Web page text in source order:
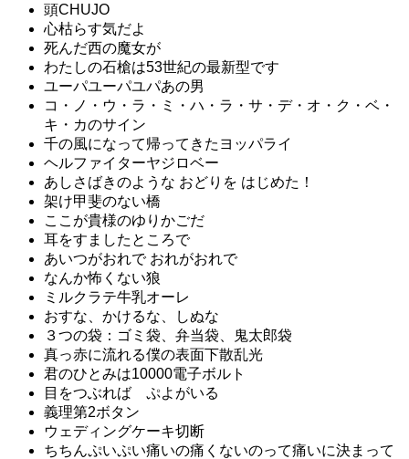
頭CHUJO
心枯らす気だよ
死んだ西の魔女が
わたしの石槍は53世紀の最新型です
ユーパユーパユパあの男
コ・ノ・ウ・ラ・ミ・ハ・ラ・サ・デ・オ・ク・ベ・
キ・カのサイン
千の風になって帰ってきたヨッパライ
ヘルファイターヤジロベー
あしさばきのような おどりを はじめた！
架け甲斐のない橋
ここが貴様のゆりかごだ
耳をすましたところで
あいつがおれで おれがおれで
なんか怖くない狼
ミルクラテ牛乳オーレ
おすな、かけるな、しぬな
３つの袋：ゴミ袋、弁当袋、鬼太郎袋
真っ赤に流れる僕の表面下散乱光
君のひとみは10000電子ボルト
目をつぶれば ぷよがいる
義理第2ボタン
ウェディングケーキ切断
ちちんぷいぷい痛いの痛くないのって痛いに決まって